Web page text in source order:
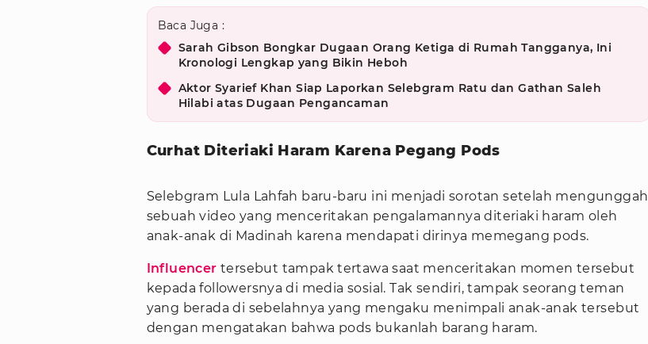
Baca Juga :
Sarah Gibson Bongkar Dugaan Orang Ketiga di Rumah Tangganya, Ini
Kronologi Lengkap yang Bikin Heboh
Aktor Syarief Khan Siap Laporkan Selebgram Ratu dan Gathan Saleh
Hilabi atas Dugaan Pengancaman
Curhat Diteriaki Haram Karena Pegang Pods
Selebgram Lula Lahfah baru-baru ini menjadi sorotan setelah mengunggah
sebuah video yang menceritakan pengalamannya diteriaki haram oleh
anak-anak di Madinah karena mendapati dirinya memegang pods.
Influencer tersebut tampak tertawa saat menceritakan momen tersebut
kepada followersnya di media sosial. Tak sendiri, tampak seorang teman
yang berada di sebelahnya yang mengaku menimpali anak-anak tersebut
dengan mengatakan bahwa pods bukanlah barang haram.